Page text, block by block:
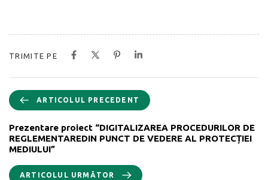
TRIMITE PE
ARTICOLUL PRECEDENT
Prezentare proiect “DIGITALIZAREA PROCEDURILOR DE
REGLEMENTAREDIN PUNCT DE VEDERE AL PROTECȚIEI
MEDIULUI”
ARTICOLUL URMĂTOR